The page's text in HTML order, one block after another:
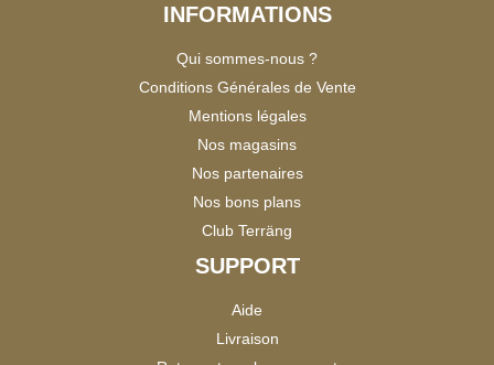
INFORMATIONS
Qui sommes-nous ?
Conditions Générales de Vente
Mentions légales
Nos magasins
Nos partenaires
Nos bons plans
Club Terräng
SUPPORT
Aide
Livraison